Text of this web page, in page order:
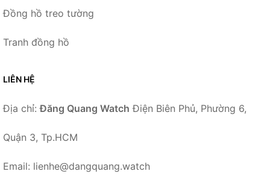
Đồng hồ treo tường
Tranh đồng hồ
LIÊN HỆ
Địa chỉ:Đăng Quang Watch Điện Biên Phủ, Phường 6,
Quận 3, Tp.HCM
Email: lienhe@dangquang.watch